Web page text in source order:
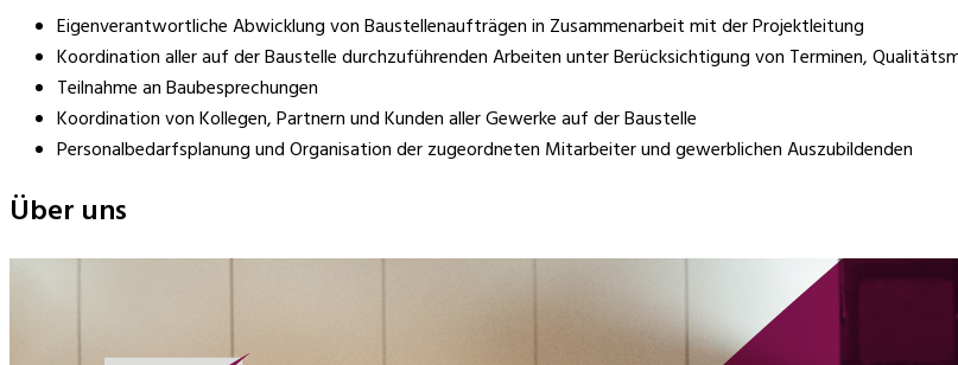
Eigenverantwortliche Abwicklung von Baustellenaufträgen in Zusammenarbeit mit der Projektleitung
Koordination aller auf der Baustelle durchzuführenden Arbeiten unter Berücksichtigung von Terminen,
Teilnahme an Baubesprechungen
Koordination von Kollegen, Partnern und Kunden aller Gewerke auf der Baustelle
Personalbedarfsplanung und Organisation der zugeordneten Mitarbeiter und gewerblichen Auszubildenden
Über uns